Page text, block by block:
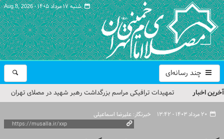
شنبه ۱۷ مرداد ۱۴۰۵ - Aug 8, 2026
چند رسانه‌ای
آخرین اخبار
تمهیدات ترافیکی مراسم بزرگداشت رهبر شهید در مصلای تهران
اعلام شد
حجت‌الاسلام حاج علی‌اکبری؛ خطیب این هفته نماز جمعه تهران
خبرنگار: علیرضا اسماعیلی